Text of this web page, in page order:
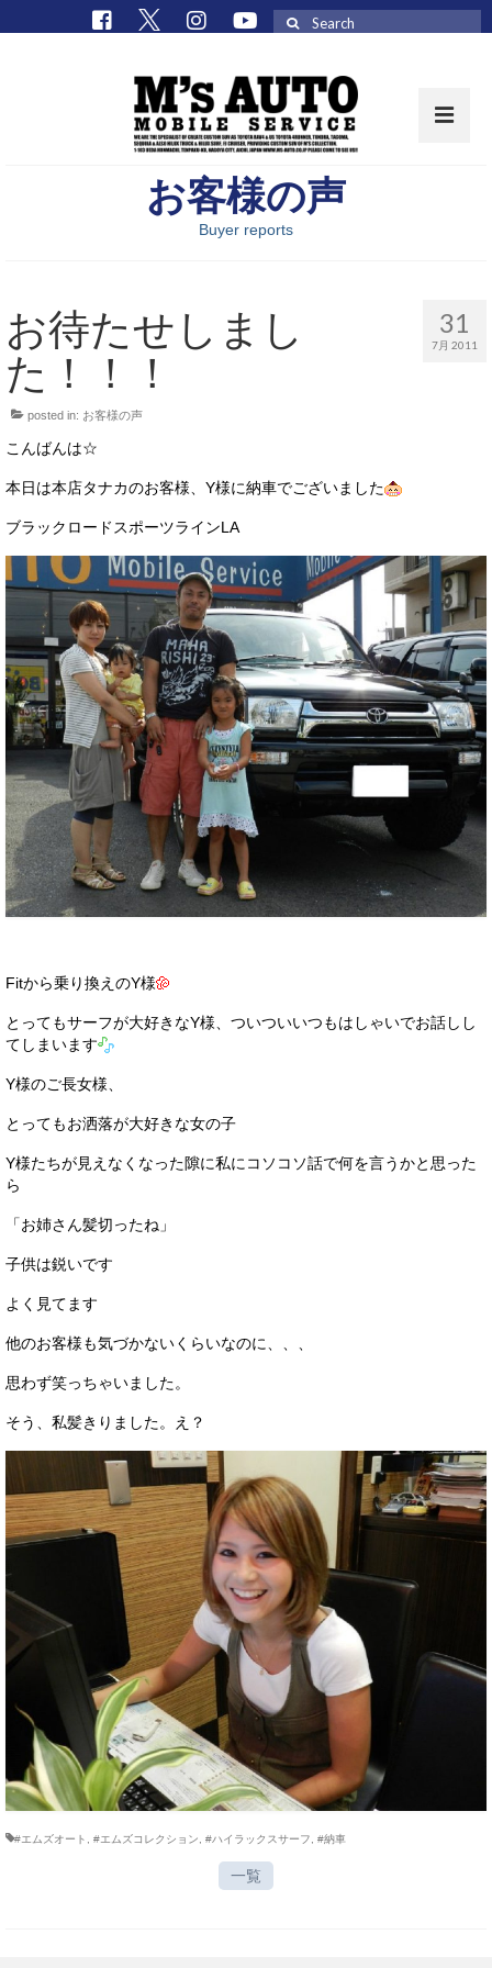
取扱車種一覧
M’sCollectionパーツ一覧
エムズオート
M’sCollection
買取のご案内
店舗情報
店舗情報
会社概要
トップメッセージ
スタッフ紹介
ブログ
イベント
ニュース
お問い合わせ
メールフォーム
お客様の声
Buyer reports
31
7月 2011
お待たせしまし
た！！！
posted in: お客様の声
こんばんは☆
本日は本店タナカのお客様、Y様に納車でございました
ブラックロードスポーツラインLA
Fitから乗り換えのY様
とってもサーフが大好きなY様、ついついいつもはしゃいでお話しし
てしまいます
Y様のご長女様、
とってもお洒落が大好きな女の子
Y様たちが見えなくなった隙に私にコソコソ話で何を言うかと思った
ら
「お姉さん髪切ったね」
子供は鋭いです
よく見てます
他のお客様も気づかないくらいなのに、、、
思わず笑っちゃいました。
そう、私髪きりました。え？
#エムズオート #エムズコレクション #ハイラックスサーフ #納車
一覧